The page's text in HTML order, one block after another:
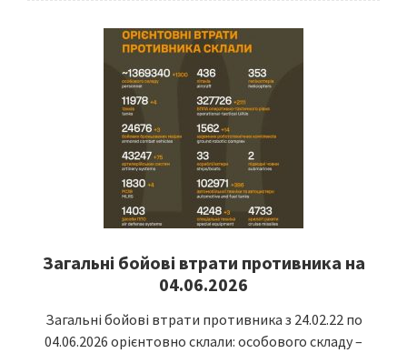
Загальні бойові втрати противника на
04.06.2026
Загальні бойові втрати противника з 24.02.22 по
04.06.2026 орієнтовно склали: особового складу –